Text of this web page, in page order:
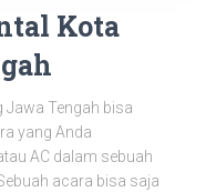
Kota
Jawa Tengah bisa
yang Anda
AC dalam sebuah
acara bisa saja